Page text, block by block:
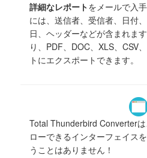
詳細なレポートをメールで入
には、送信者、受信者、日付
日、ヘッダーなどが含まれま
り、PDF、DOC、XLS、CSV
トにエクスポートできます。
Total Thunderbird Converter
ローできるインターフェイス
うことはありません！